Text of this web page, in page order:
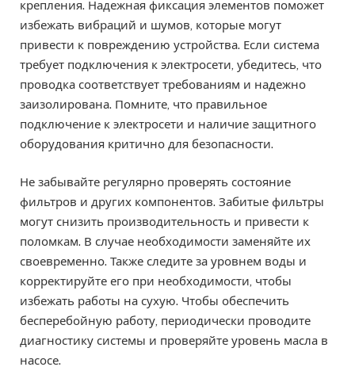
крепления. Надежная фиксация элементов поможет
избежать вибраций и шумов, которые могут
привести к повреждению устройства. Если система
требует подключения к электросети, убедитесь, что
проводка соответствует требованиям и надежно
заизолирована. Помните, что правильное
подключение к электросети и наличие защитного
оборудования критично для безопасности.
Не забывайте регулярно проверять состояние
фильтров и других компонентов. Забитые фильтры
могут снизить производительность и привести к
поломкам. В случае необходимости заменяйте их
своевременно. Также следите за уровнем воды и
корректируйте его при необходимости, чтобы
избежать работы на сухую. Чтобы обеспечить
бесперебойную работу, периодически проводите
диагностику системы и проверяйте уровень масла в
насосе.